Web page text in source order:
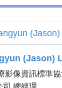
(Jason)
影像資訊標準
司 總經理